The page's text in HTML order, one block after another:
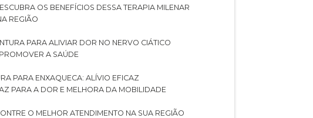
OS BENEFÍCIOS DESSA TERAPIA MILENAR
REGIÃO
PARA ALIVIAR DOR NO NERVO CIÁTICO
A SAÚDE
PARA ENXAQUECA: ALÍVIO EFICAZ
PARA A DOR E MELHORA DA MOBILIDADE
O MELHOR ATENDIMENTO NA SUA REGIÃO